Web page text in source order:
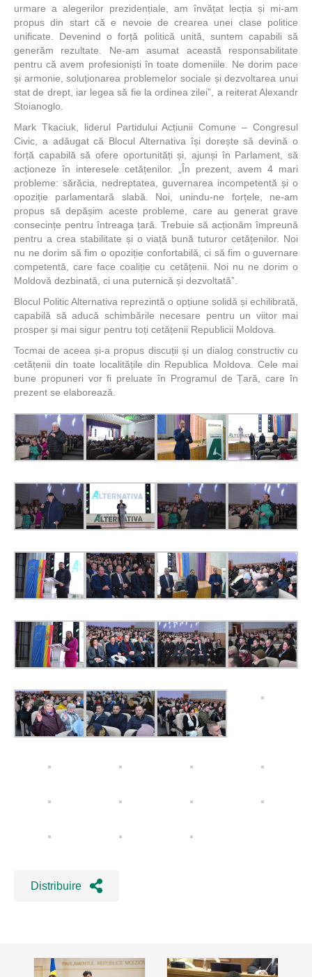
urmare a alegerilor prezidențiale, am învățat lecția și mi-am
propus din start că e nevoie de crearea unei clase politice
unificate. Devenind o forță politică unită, suntem capabili să
generăm rezultate. Ne-am asumat această responsabilitate
pentru că avem profesioniști în toate domeniile. Ne dorim pace
și armonie, soluționarea problemelor sociale și dezvoltarea unui
stat de drept, iar legea să fie la ordinea zilei”, a reiterat Alexandr
Stoianoglo.
Mark Tkaciuk, liderul Partidului Acțiunii Comune – Congresul
Civic, a adăugat că Blocul Alternativa își dorește să devină o
forță capabilă să ofere oportunități și, ajunși în Parlament, să
acționeze în interesele cetățenilor. „În prezent, avem 4 mari
probleme: sărăcia, nedreptatea, guvernarea incompetentă și o
opoziție parlamentară slabă. Noi, unindu-ne forțele, ne-am
propus să depășim aceste probleme, care au generat grave
consecințe pentru întreaga țară. Trebuie să acționăm împreună
pentru a crea stabilitate și o viață bună tuturor cetățenilor. Noi
nu ne dorim să fim o opoziție confortabilă, ci să fim o guvernare
competentă, care face coaliție cu cetățenii. Noi nu ne dorim o
Moldovă dezbinată, ci una puternică și dezvoltată”.
Blocul Politic Alternativa reprezintă o opțiune solidă și echilibrată,
capabilă să aducă schimbările necesare pentru un viitor mai
prosper și mai sigur pentru toți cetățenii Republicii Moldova.
Tocmai de aceea și-a propus discuții și un dialog constructiv cu
cetățenii din toate localitățile din Republica Moldova. Cele mai
bune propuneri vor fi preluate în Programul de Țară, care în
prezent se elaborează.
Distribuire